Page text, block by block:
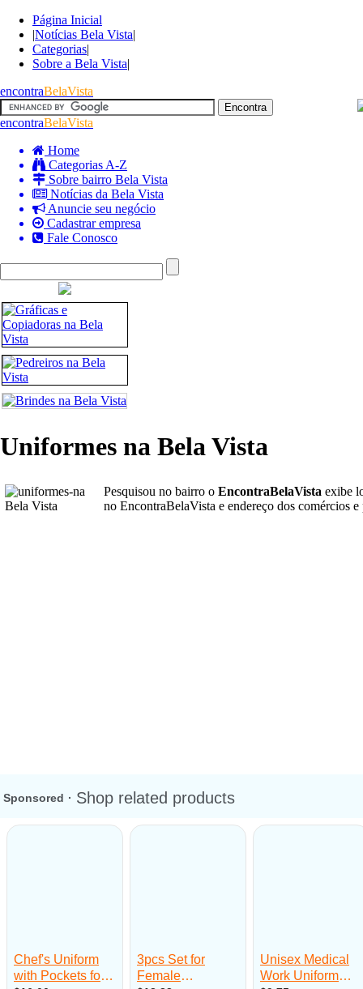
Página Inicial
|Notícias Bela Vista|
Categorias|
Sobre a Bela Vista|
encontraBelaVista
encontraBelaVista
Home
Categorias A-Z
Sobre bairro Bela Vista
Notícias da Bela Vista
Anuncie seu negócio
Cadastrar empresa
Fale Conosco
Uniformes na Bela Vista
Pesquisou no bairro o EncontraBelaVista exibe
no EncontraBelaVista e endereço dos comércios e